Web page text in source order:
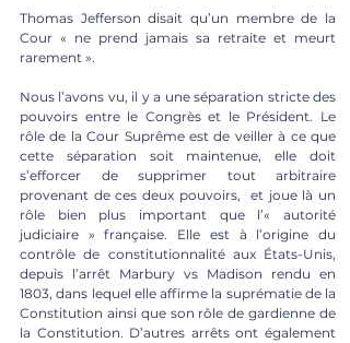
Thomas Jefferson disait qu’un membre de la
Cour « ne prend jamais sa retraite et meurt
rarement ».
Nous l’avons vu, il y a une séparation stricte des
pouvoirs entre le Congrès et le Président. Le
rôle de la Cour Suprême est de veiller à ce que
cette séparation soit maintenue, elle doit
s’efforcer de supprimer tout arbitraire
provenant de ces deux pouvoirs,  et joue là un
rôle bien plus important que l’« autorité
judiciaire » française. Elle est à l’origine du
contrôle de constitutionnalité aux États-Unis,
depuis l’arrêt Marbury vs Madison rendu en
1803, dans lequel elle affirme la suprématie de la
Constitution ainsi que son rôle de gardienne de
la Constitution. D’autres arrêts ont également